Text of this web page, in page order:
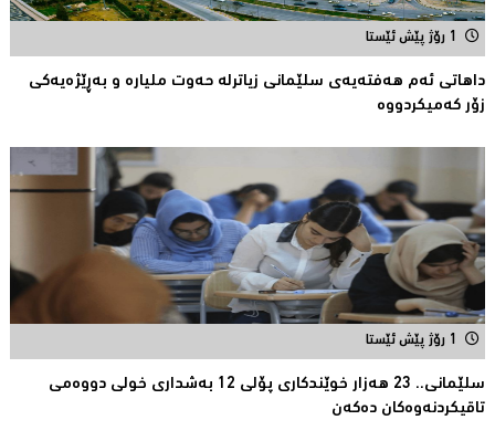
1 رۆژ پێش ئێستا
داهاتی ئەم هه‌فته‌یەی سلێمانی زیاترلە حەوت ملیارە و بەڕێژەیەکى
زۆر کەمیکردووە
1 رۆژ پێش ئێستا
سلێمانی.. 23 هەزار خوێندکارى پۆلی 12 بەشدارى خولى دووەمى
تاقیکردنەوەکان دەکەن